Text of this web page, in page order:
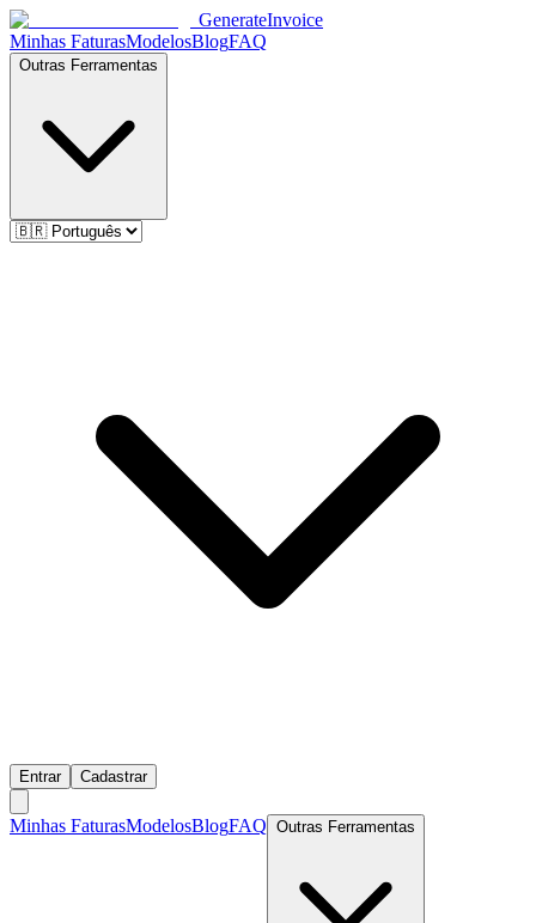
GenerateInvoice
Minhas FaturasModelosBlogFAQ
Outras Ferramentas
Entrar Cadastrar
Minhas FaturasModelosBlogFAQ Outras Ferramentas